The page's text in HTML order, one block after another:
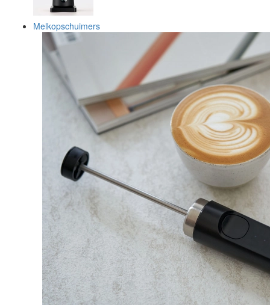
Melkopschuimers